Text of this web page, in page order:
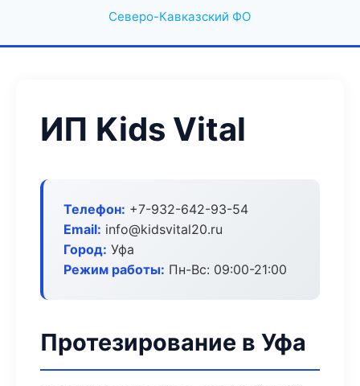
Северо-Кавказский ФО
ИП Kids Vital
Телефон: +7-932-642-93-54
Email: info@kidsvital20.ru
Город: Уфа
Режим работы: Пн-Вс: 09:00-21:00
Протезирование в Уфа